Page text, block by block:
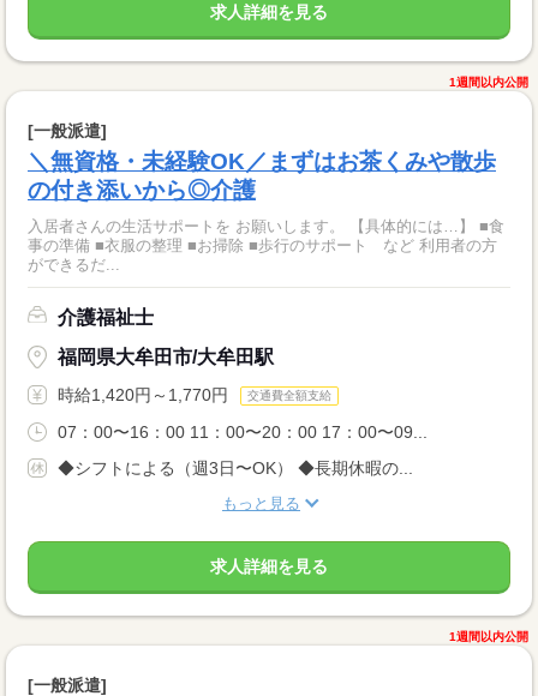
求人詳細を見る
1週間以内公開
[一般派遣]
＼無資格・未経験OK／まずはお茶くみや散歩
の付き添いから◎介護
入居者さんの生活サポートを お願いします。 【具体的には…】 ■食
事の準備 ■衣服の整理 ■お掃除 ■歩行のサポート など 利用者の方
ができるだ...
介護福祉士
福岡県大牟田市/大牟田駅
時給1,420円～1,770円 交通費全額支給
07：00〜16：00 11：00〜20：00 17：00〜09...
◆シフトによる（週3日〜OK） ◆長期休暇の...
もっと見る
求人詳細を見る
1週間以内公開
[一般派遣]